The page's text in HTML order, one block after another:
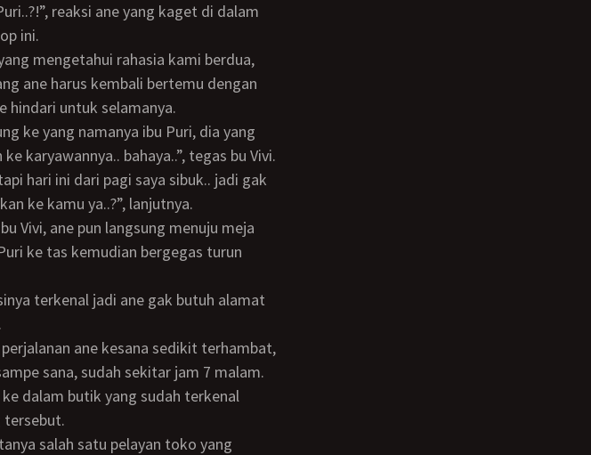
ini.
ane harus kembali bertemu dengan
hindari untuk selamanya.
karyawannya.. bahaya..”, tegas bu Vivi.
ke kamu ya..?”, lanjutnya.
ke tas kemudian bergegas turun
sana, sudah sekitar jam 7 malam.
tersebut.